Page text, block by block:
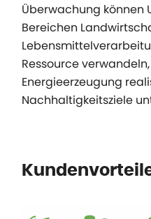
Überwachung können
Bereichen
Ressource
Energieerzeugung
Nachhaltigkeitsziele